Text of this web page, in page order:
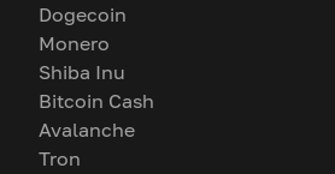
Dogecoin
Monero
Shiba Inu
Bitcoin Cash
Avalanche
Tron